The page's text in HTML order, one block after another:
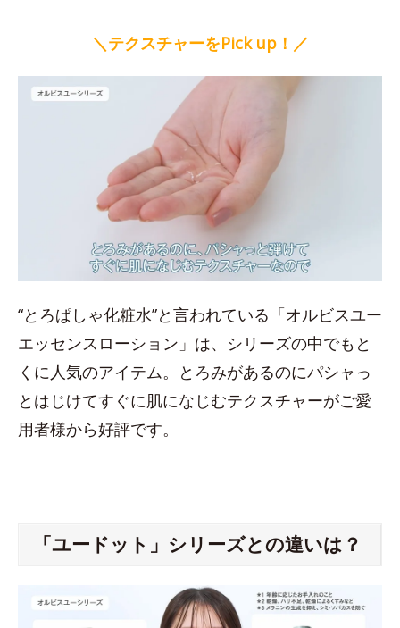
＼テクスチャーをPick up！／
“とろぱしゃ化粧水”と言われている「オルビスユー
エッセンスローション」は、シリーズの中でもと
くに人気のアイテム。とろみがあるのにパシャっ
とはじけてすぐに肌になじむテクスチャーがご愛
用者様から好評です。
「ユードット」シリーズとの違いは？